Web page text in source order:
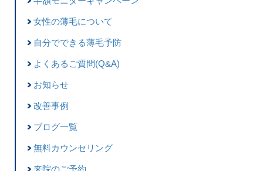
女性の薄毛について
自分でできる薄毛予防
よくあるご質問(Q&A)
お知らせ
改善事例
ブログ一覧
無料カウンセリング
来院のご予約